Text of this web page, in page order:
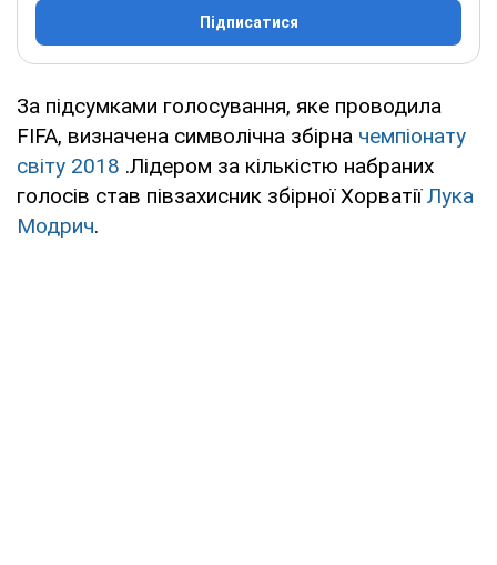
Підписатися
За підсумками голосування, яке проводила
FIFA, визначена символічна збірна чемпіонату
світу 2018 .Лідером за кількістю набраних
голосів став півзахисник збірної ХорватіїЛука
Модрич.